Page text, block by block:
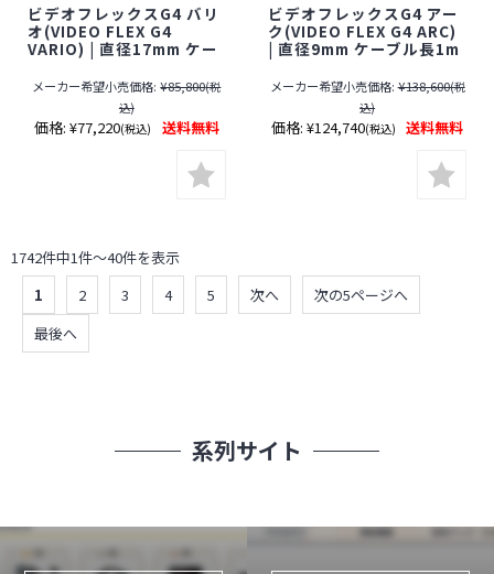
ビデオフレックスG4 バリ
オ(VIDEO FLEX G4
VARIO) | 直径17mm ケー
ブル長1.5m 工業用内視鏡
【防水】【ファイバースコ
ープ】【小型カメラ】
【Laserliner】
メーカー希望小売価格: ¥85,800(税
込)
価格: ¥77,220(税込) 送料無料
ビデオフレックスG4 アー
ク(VIDEO FLEX G4 ARC)
| 直径9mm ケーブル長1m
工業用内視鏡【防水】
【ファイバースコープ】
【小型カメラ】
【Laserliner】
メーカー希望小売価格: ¥138,600(税
込)
価格: ¥124,740(税込) 送料無料
1742件中1件～40件を表示
1
2 3 4 5 次へ
次の5ページへ
最後へ
系列サイト